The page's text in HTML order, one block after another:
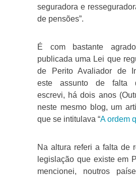
seguradora e
de pensões”.
É com bastante
publicada uma Lei que
de Perito Avaliador de
este assunto de falta
escrevi, há dois anos
neste mesmo blog, um
que se intitulava “A ordem
Na altura referi a falta de
legislação que existe em
mencionei, noutros